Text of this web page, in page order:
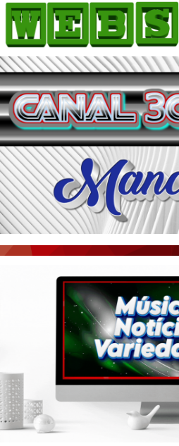
HOME
COMO ANUNCIAR
JORNAIS DO BRASIL
PODCAST/NOTÍCIAS
AS NOTÍCIAS DO DIA
ACONTECEU...VIROU MANCHETE!
BLOGS & COLUNAS
AGÊNCIA DE NOTÍCIAS
CNN BRASIL
PORTAL CEARÁ
ÚLTIMAS POSTAGENS
BOAS NOTÍCIAS...VIRAM MANCHETE!